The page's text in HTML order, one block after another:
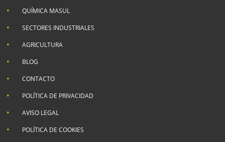
QUÍMICA MASUL
SECTORES INDUSTRIALES
AGRICULTURA
BLOG
CONTACTO
POLÍTICA DE PRIVACIDAD
AVISO LEGAL
POLÍTICA DE COOKIES